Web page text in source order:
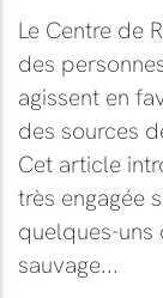
Le Centre de
des
agissent en
des sources
Cet article
très engagée
quelques-uns
sauvage...